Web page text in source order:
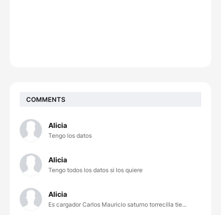
COMMENTS
Alicia
Tengo los datos
Alicia
Tengo todos los datos si los quiere
Alicia
Es cargador Carlos Mauricio saturno torrecilla tie...